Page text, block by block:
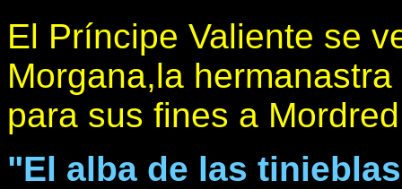
El Príncipe Valiente se
Morgana,la
para sus fines a
"El alba de las